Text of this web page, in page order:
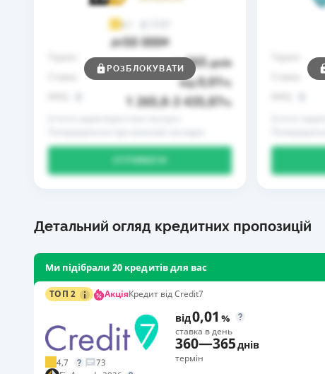
4,1
до50 000₴
до 365днів
від0,01%
1 265,8 3 435,87%
РОЗБЛОКУВАТИ
Детальний огляд кредитних пропозицій
Ми підібрали 20 кредитів для вас
ТОП 2 АкціяКредит від Credit7
4,7
73
від0,01 %
ставка в день
360—365днів
термін